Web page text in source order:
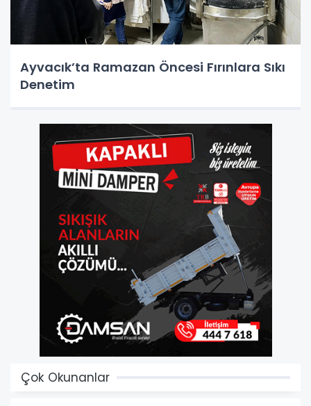
Ayvacık’ta Ramazan Öncesi Fırınlara Sıkı
Denetim
Çok Okunanlar